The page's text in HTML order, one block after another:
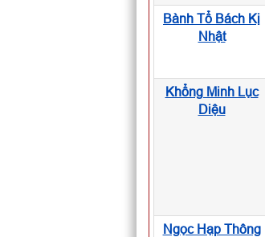
Bành Tổ Bách Kị
Nhật
Khổng Minh Lục
Diệu
Ngọc Hạp Thông